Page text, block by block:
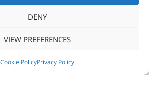
DENY
VIEW PREFERENCES
Cookie PolicyPrivacy Policy
SEGUICI